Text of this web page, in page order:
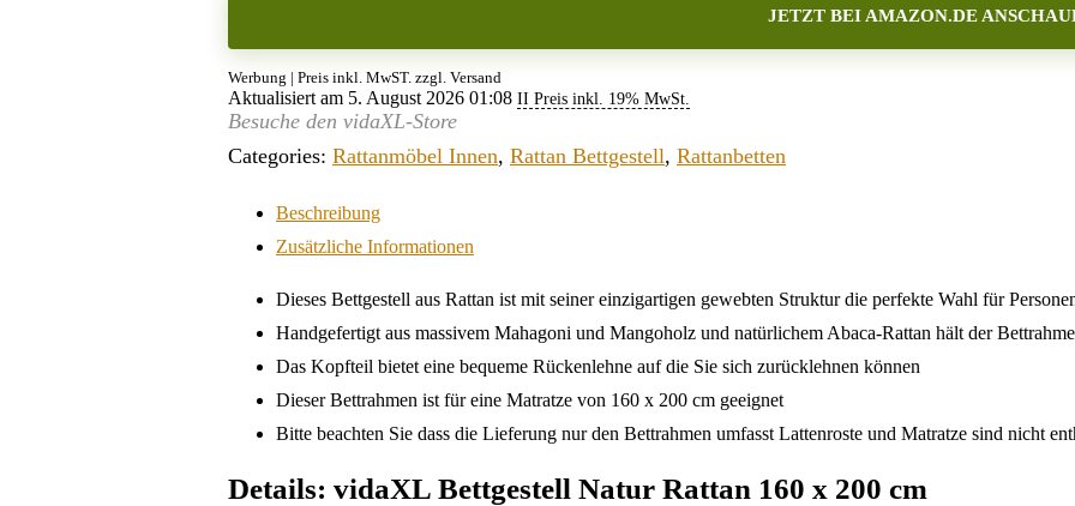
JETZT BEI AMAZON.DE
Werbung | Preis inkl. MwST. zzgl. Versand
Aktualisiert am 5. August 2026 01:08 II Preis inkl. 19% MwSt.
Besuche den vidaXL-Store
Categories: Rattanmöbel Innen, Rattan Bettgestell, Rattanbetten
Beschreibung
Zusätzliche Informationen
Dieses Bettgestell aus Rattan ist mit seiner einzigartigen gewebten Struktur die perfekte Wahl für
Handgefertigt aus massivem Mahagoni und Mangoholz und natürlichem Abaca-Rattan hält der
Das Kopfteil bietet eine bequeme Rückenlehne auf die Sie sich zurücklehnen können
Dieser Bettrahmen ist für eine Matratze von 160 x 200 cm geeignet
Bitte beachten Sie dass die Lieferung nur den Bettrahmen umfasst Lattenroste und Matratze sind nicht
Details: vidaXL Bettgestell Natur Rattan 160 x 200 cm